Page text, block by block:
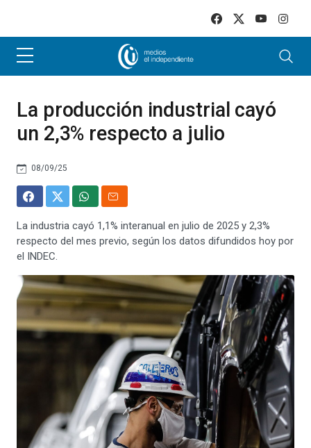
La producción industrial cayó
un 2,3% respecto a julio
08/09/25
La industria cayó 1,1% interanual en julio de 2025 y 2,3%
respecto del mes previo, según los datos difundidos hoy por
el INDEC.